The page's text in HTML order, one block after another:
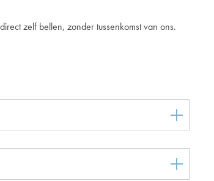
zelf bellen, zonder tussenkomst van ons.